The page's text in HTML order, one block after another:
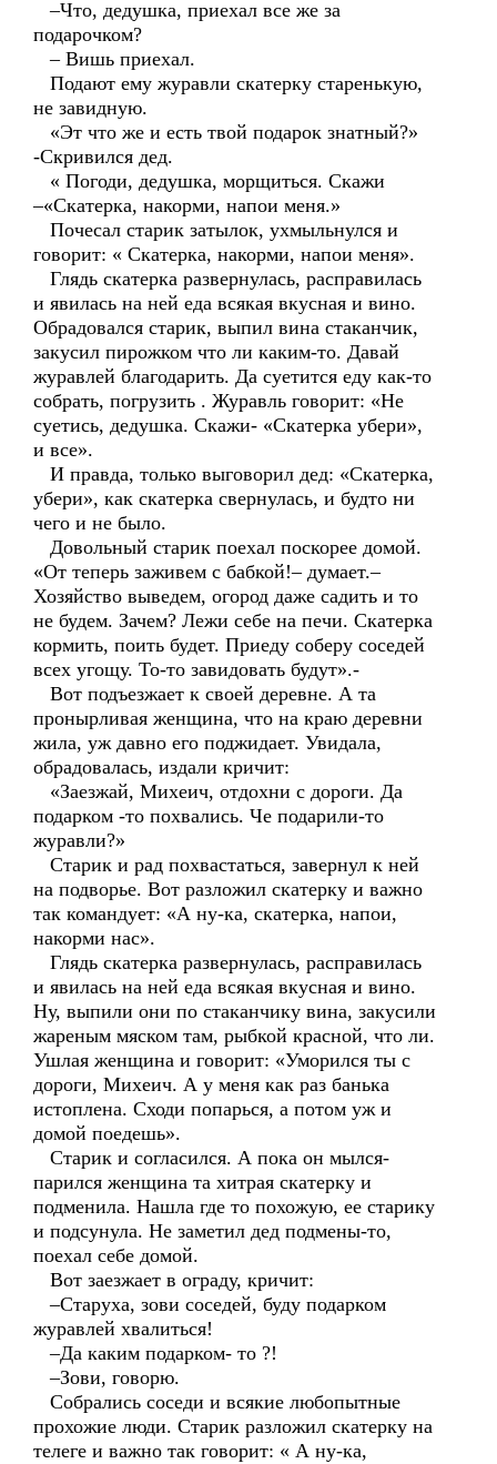
–Что, дедушка, приехал все же за
подарочком?
– Вишь приехал.
Подают ему журавли скатерку старенькую,
не завидную.
«Эт что же и есть твой подарок знатный?»
-Скривился дед.
« Погоди, дедушка, морщиться. Скажи
–«Скатерка, накорми, напои меня.»
Почесал старик затылок, ухмыльнулся и
говорит: « Скатерка, накорми, напои меня».
Глядь скатерка развернулась, расправилась
и явилась на ней еда всякая вкусная и вино.
Обрадовался старик, выпил вина стаканчик,
закусил пирожком что ли каким-то. Давай
журавлей благодарить. Да суетится еду как-то
собрать, погрузить . Журавль говорит: «Не
суетись, дедушка. Скажи- «Скатерка убери»,
и все».
И правда, только выговорил дед: «Скатерка,
убери», как скатерка свернулась, и будто ни
чего и не было.
Довольный старик поехал поскорее домой.
«От теперь заживем с бабкой!– думает.–
Хозяйство выведем, огород даже садить и то
не будем. Зачем? Лежи себе на печи. Скатерка
кормить, поить будет. Приеду соберу соседей
всех угощу. То-то завидовать будут».-
Вот подъезжает к своей деревне. А та
пронырливая женщина, что на краю деревни
жила, уж давно его поджидает. Увидала,
обрадовалась, издали кричит:
«Заезжай, Михеич, отдохни с дороги. Да
подарком -то похвались. Че подарили-то
журавли?»
Старик и рад похвастаться, завернул к ней
на подворье. Вот разложил скатерку и важно
так командует: «А ну-ка, скатерка, напои,
накорми нас».
Глядь скатерка развернулась, расправилась
и явилась на ней еда всякая вкусная и вино.
Ну, выпили они по стаканчику вина, закусили
жареным мяском там, рыбкой красной, что ли.
Ушлая женщина и говорит: «Уморился ты с
дороги, Михеич. А у меня как раз банька
истоплена. Сходи попарься, а потом уж и
домой поедешь».
Старик и согласился. А пока он мылся-
парился женщина та хитрая скатерку и
подменила. Нашла где то похожую, ее старику
и подсунула. Не заметил дед подмены-то,
поехал себе домой.
Вот заезжает в ограду, кричит:
–Старуха, зови соседей, буду подарком
журавлей хвалиться!
–Да каким подарком- то ?!
–Зови, говорю.
Собрались соседи и всякие любопытные
прохожие люди. Старик разложил скатерку на
телеге и важно так говорит: « А ну-ка,